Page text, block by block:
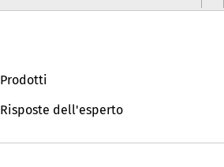
Prodotti
Risposte dell'esperto